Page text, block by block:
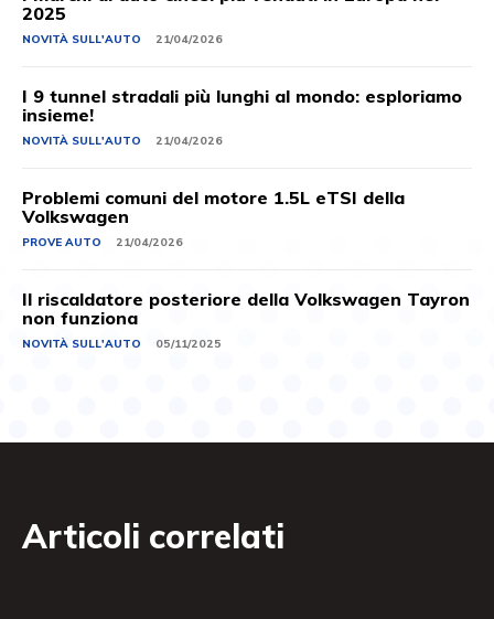
2025
NOVITÀ SULL'AUTO 21/04/2026
I 9 tunnel stradali più lunghi al mondo: esploriamo
insieme!
NOVITÀ SULL'AUTO 21/04/2026
Problemi comuni del motore 1.5L eTSI della
Volkswagen
PROVE AUTO 21/04/2026
Il riscaldatore posteriore della Volkswagen Tayron
non funziona
NOVITÀ SULL'AUTO 05/11/2025
Articoli correlati